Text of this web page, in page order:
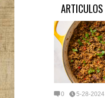
0 5-28-2024